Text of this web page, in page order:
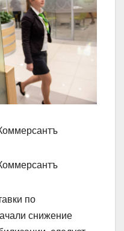
по
снижение